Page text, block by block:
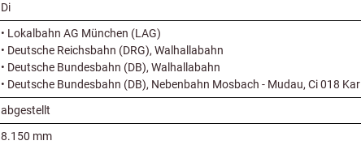
Di
• Lokalbahn AG München (LAG)
• Deutsche Reichsbahn (DRG), Walhallabahn
• Deutsche Bundesbahn (DB), Walhallabahn
• Deutsche Bundesbahn (DB), Nebenbahn Mosbach - Mudau, Ci 018 Kar
abgestellt
8.150 mm